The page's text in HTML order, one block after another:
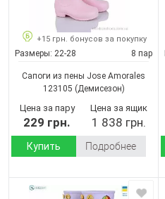
+15 грн. бонусов за покупку
Размеры: 22-28 8 пар
Сапоги из пены Jose Amorales
123105 (Демисезон)
Цена за пару
229 грн.
Цена за ящик
1 838 грн.
Купить Подробнее